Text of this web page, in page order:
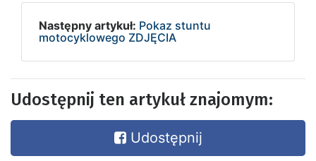
Następny artykuł: Pokaz stuntu
motocyklowego ZDJĘCIA
Udostępnij ten artykuł znajomym:
Udostępnij